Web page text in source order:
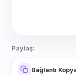
Paylaş:
Bağlantı